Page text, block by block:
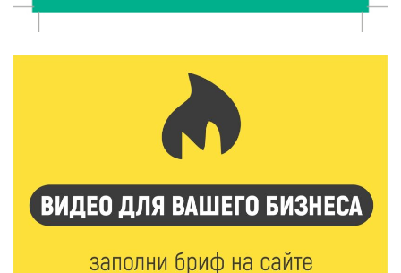
От теории до практики: в детских лагерях Тверской
Арбуз без риска: на что обратить внимание при
покупке — советы Роскачества
8 Авг 2026 10:21 453
Виталий Королев рассказал о доступном спорте
для жителей Верхневолжья